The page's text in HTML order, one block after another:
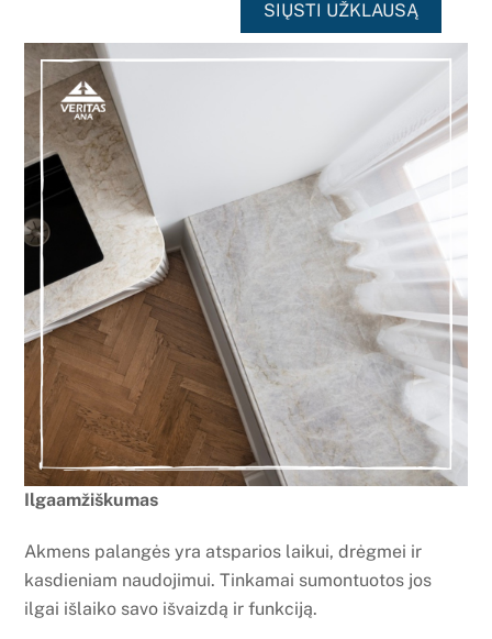
SIŲSTI UŽKLAUSĄ
Ilgaamžiškumas
Akmens palangės yra atsparios laikui, drėgmei ir
kasdieniam naudojimui. Tinkamai sumontuotos jos
ilgai išlaiko savo išvaizdą ir funkciją.